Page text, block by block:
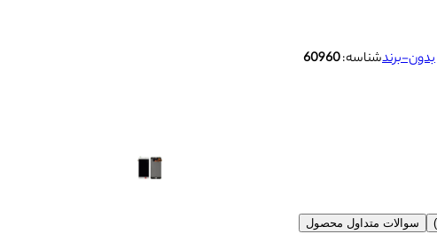
بدون-برندشناسه:60960
سوالات متداول محصول